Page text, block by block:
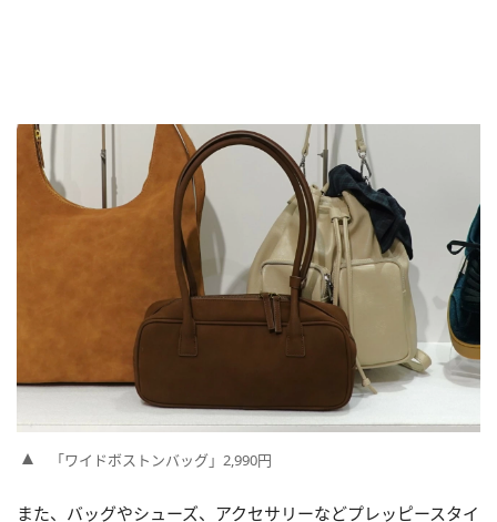
「ワイドボストンバッグ」2,990円
また、バッグやシューズ、アクセサリーなどプレッピースタイ